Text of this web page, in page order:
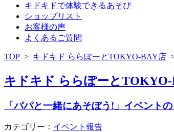
キドキドで体験できるあそび
ショップリスト
お客様の声
よくあるご質問
TOP > キドキド ららぽーとTOKYO-BAY店
キドキド ららぽーと
「パパと一緒にあそぼう!」イベントの
カテゴリー： イベント報告